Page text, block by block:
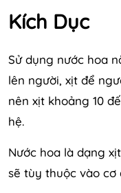
Kích Dục
Sử dụng nước hoa
lên người, xịt để
nên xịt khoảng 10
hệ.
Nước hoa là dạng
sẽ tùy thuộc vào cơ